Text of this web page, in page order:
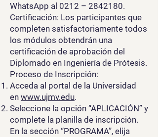
WhatsApp al 0212 – 2842180.
Certificación: Los participantes que
completen satisfactoriamente todos
los módulos obtendrán una
certificación de aprobación del
Diplomado en Ingeniería de Prótesis.
Proceso de Inscripción:
Acceda al portal de la Universidad
en www.ujmv.edu.
Seleccione la opción “APLICACIÓN” y
complete la planilla de inscripción.
En la sección “PROGRAMA”, elija